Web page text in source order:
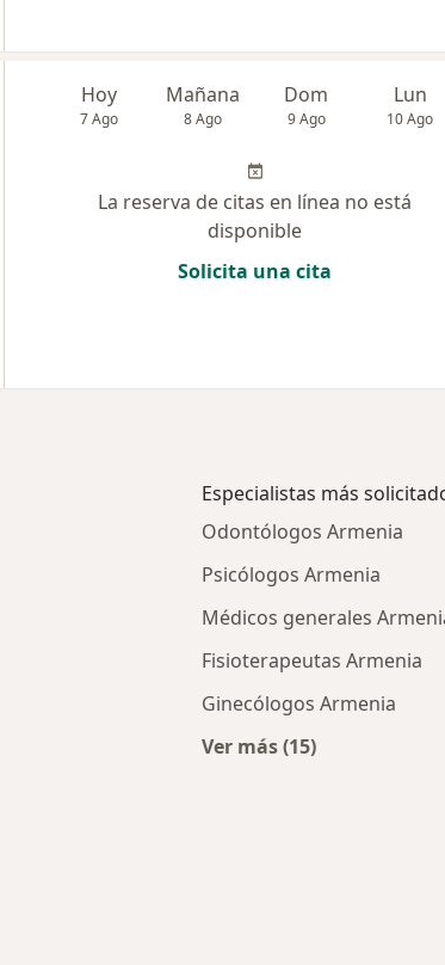
Hoy
7 Ago
Mañana
8 Ago
Dom
9 Ago
Lun
10 Ago
La reserva de citas en línea no está
disponible
Solicita una cita
Especialistas más
Odontólogos Armenia
Psicólogos Armenia
Médicos generales
Fisioterapeutas Armenia
Ginecólogos Armenia
Ver más (15)
de ciudad